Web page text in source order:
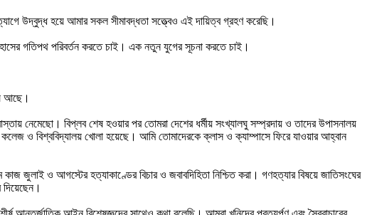
উদ্বুদ্ধ হয়ে আমার সকল সীমাবদ্ধতা সত্ত্বেও এই দায়িত্ব গ্রহণ করেছি।
গতিপথ পরিবর্তন করতে চাই। এক নতুন যুগের সূচনা করতে চাই।
আছে।
নেমেছো। বিপ্লব শেষ হওয়ার পর তোমরা দেশের ধর্মীয় সংখ্যালঘু সম্প্রদায় ও তাদের উপাসনালয়
ও বিশ্ববিদ্যালয় খোলা হয়েছে। আমি তোমাদেরকে ক্লাস ও ক্যাম্পাসে ফিরে যাওয়ার আহ্বান
জুলাই ও আগস্টের হত্যাকাণ্ডের বিচার ও জবাবদিহিতা নিশ্চিত করা। গণহত্যার বিষয়ে জাতিসংঘের